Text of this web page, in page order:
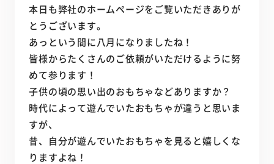
本日も弊社のホームページをご覧いただきありが
とうございます。
あっという間に八月になりましたね！
皆様からたくさんのご依頼がいただけるように努
めて参ります！
子供の頃の思い出のおもちゃなどありますか？
時代によって遊んでいたおもちゃが違うと思いま
すが、
昔、自分が遊んでいたおもちゃを見ると嬉しくな
りますよね！